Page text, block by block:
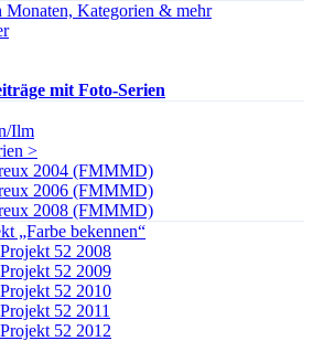
Monaten, Kategorien & mehr
mit Foto-Serien
Ilm
>
2004 (FMMMD)
2006 (FMMMD)
2008 (FMMMD)
„Farbe bekennen“
Projekt 52 2008
Projekt 52 2009
Projekt 52 2010
Projekt 52 2011
Projekt 52 2012